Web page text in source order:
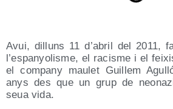
Avui, dilluns 11 d’abril del 2011,
l’espanyolisme, el racis­me i el
el com­pany mau­let Gui­llem
anys des que un grup de
seua vida.